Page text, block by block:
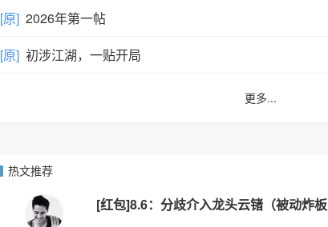
[原] 2026年第一帖
[原] 初涉江湖，一贴开局
更多...
热文推荐
[红包]8.6：分歧介入龙头云锗（被动炸